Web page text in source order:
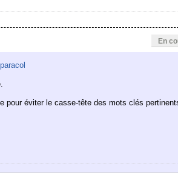
En
pour éviter le casse-tête des mots clés